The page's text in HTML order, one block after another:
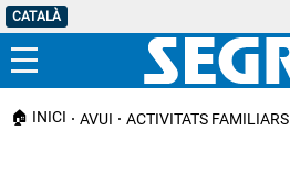
CATALÀ
Menú
🏠 INICI AVUI ACTIVITATS FAMILIARS